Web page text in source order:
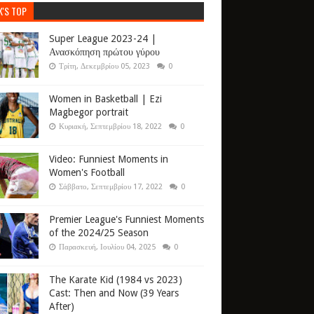
TOP
Super League 2023-24 |
Ανασκόπηση πρώτου γύρου
Τρίτη, Δεκεμβρίου 05, 2023 0
Women in Basketball | Ezi
Magbegor portrait
Κυριακή, Σεπτεμβρίου 18, 2022 0
Video: Funniest Moments in
Women's Football
Σάββατο, Σεπτεμβρίου 17, 2022 0
Premier League's Funniest Moments
of the 2024/25 Season
Παρασκευή, Ιουλίου 04, 2025 0
The Karate Kid (1984 vs 2023)
Cast: Then and Now (39 Years
After)